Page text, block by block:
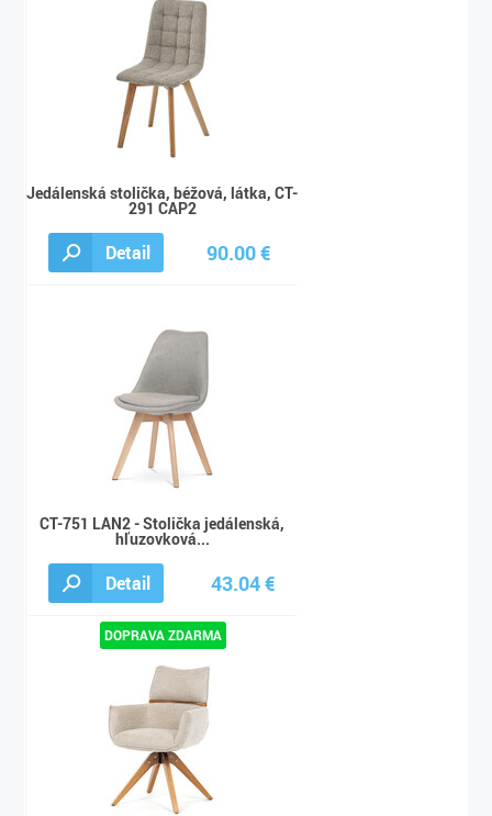
Jedálenská stolička, béžová, látka, CT-
291 CAP2
Detail 90.00 €
CT-751 LAN2 - Stolička jedálenská,
hľuzovková...
Detail 43.04 €
64.78 €